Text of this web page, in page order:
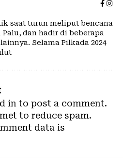
saat turun meliput bencana
dan hadir di beberapa
Selama Pilkada 2024
in to post a comment.
to reduce spam.
data is